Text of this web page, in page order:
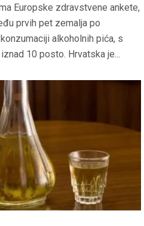
Europske zdravstvene ankete,
prvih pet zemalja po
alkoholnih pića, s
10 posto. Hrvatska je...